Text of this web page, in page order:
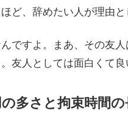
ど、辞めたい人が理由と
ですよ。まあ、その友
友人としては面白くて良
多さと拘束時間